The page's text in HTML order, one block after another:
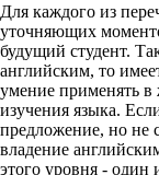
Для каждого из
уточняющих
будущий студент.
английским, то
умение применять в
изучения языка.
предложение, но не
владение
этого уровня - один